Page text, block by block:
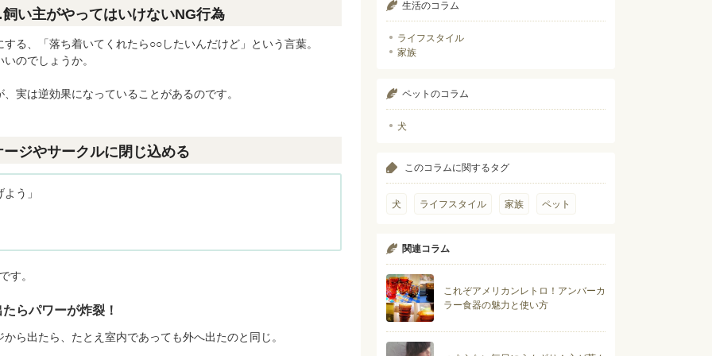
い主がやってはいけないNG行為
る、「落ち着いてくれたら○○したいんだけど」という言葉。
のでしょうか。
実は逆効果になっていることがあるのです。
ジやサークルに閉じ込める
う」
す。
らパワーが炸裂！
ら出たら、たとえ室内であっても外へ出たのと同じ。
生活のコラム
ライフスタイル
家族
ペットのコラム
犬
このコラムに関するタグ
犬 ライフスタイル 家族 ペット
関連コラム
これぞアメリカンレトロ！アンバーカ
ラー食器の魅力と使い方